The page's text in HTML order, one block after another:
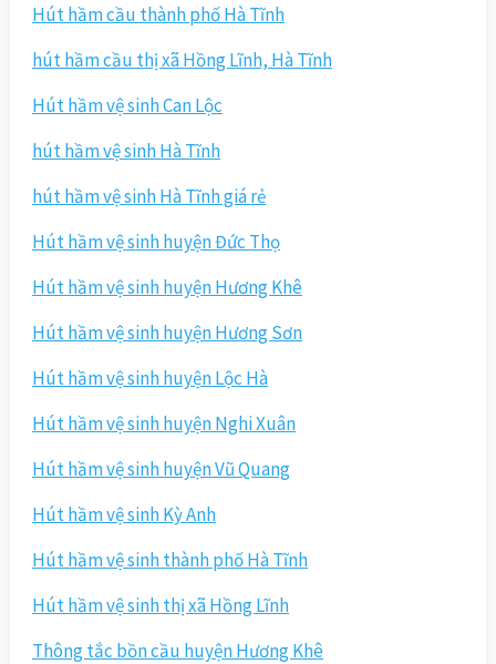
Hút hầm cầu thành phố Hà Tĩnh
hút hầm cầu thị xã Hồng Lĩnh, Hà Tĩnh
Hút hầm vệ sinh Can Lộc
hút hầm vệ sinh Hà Tĩnh
hút hầm vệ sinh Hà Tĩnh giá rẻ
Hút hầm vệ sinh huyện Đức Thọ
Hút hầm vệ sinh huyện Hương Khê
Hút hầm vệ sinh huyện Hương Sơn
Hút hầm vệ sinh huyện Lộc Hà
Hút hầm vệ sinh huyện Nghi Xuân
Hút hầm vệ sinh huyện Vũ Quang
Hút hầm vệ sinh Kỳ Anh
Hút hầm vệ sinh thành phố Hà Tĩnh
Hút hầm vệ sinh thị xã Hồng Lĩnh
Thông tắc bồn cầu huyện Hương Khê